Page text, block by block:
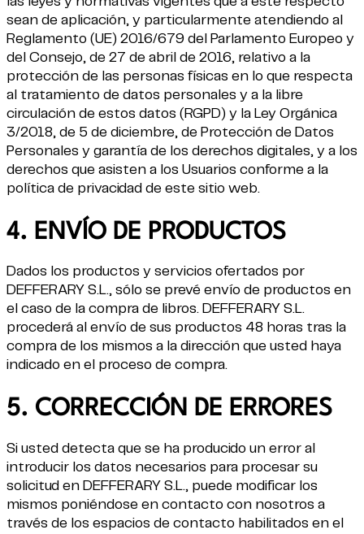
sean de aplicación, y particularmente atendiendo al
Reglamento (UE) 2016/679 del Parlamento Europeo y
del Consejo, de 27 de abril de 2016, relativo a la
protección de las personas físicas en lo que respecta
al tratamiento de datos personales y a la libre
circulación de estos datos (RGPD) y la Ley Orgánica
3/2018, de 5 de diciembre, de Protección de Datos
Personales y garantía de los derechos digitales, y a los
derechos que asisten a los Usuarios conforme a la
política de privacidad de este sitio web.
4. ENVÍO DE PRODUCTOS
Dados los productos y servicios ofertados por
DEFFERARY S.L., sólo se prevé envío de productos en
el caso de la compra de libros. DEFFERARY S.L.
procederá al envío de sus productos 48 horas tras la
compra de los mismos a la dirección que usted haya
indicado en el proceso de compra.
5. CORRECCIÓN DE ERRORES
Si usted detecta que se ha producido un error al
introducir los datos necesarios para procesar su
solicitud en DEFFERARY S.L., puede modificar los
mismos poniéndose en contacto con nosotros a
través de los espacios de contacto habilitados en el